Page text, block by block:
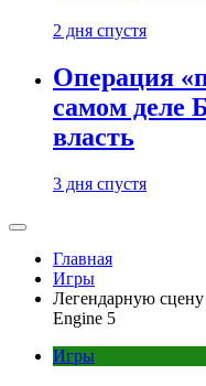
2 дня спустя
Операция
самом деле
власть
3 дня спустя
Главная
Игры
Легендарную сцену
Engine 5
Игры